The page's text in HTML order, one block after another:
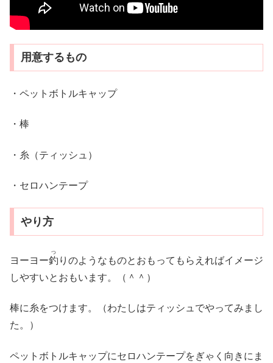
用意するもの
・ペットボトルキャップ
・棒
・糸（ティッシュ）
・セロハンテープ
やり方
ヨーヨー釣
つ
りのようなものとおもってもらえればイメージ
しやすいとおもいます。（＾＾）
棒に糸をつけます。（わたしはティッシュでやってみまし
た。）
ペットボトルキャップにセロハンテープをぎゃく向きにま